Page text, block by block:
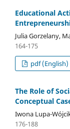
Educational
Julia Gorzelany,
164-175
pdf (English)
The Role of
Conceptual
Iwona Lupa-
176-188